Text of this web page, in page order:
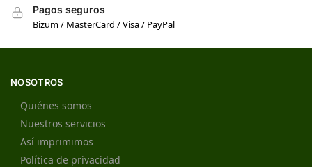
Pagos seguros
Bizum / MasterCard / Visa / PayPal
NOSOTROS
Quiénes somos
Nuestros servicios
Así imprimimos
Política de privacidad